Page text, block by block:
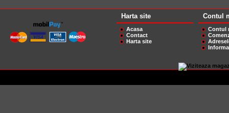
Harta site
Acasa
Contact
Harta site
Contul
Contul